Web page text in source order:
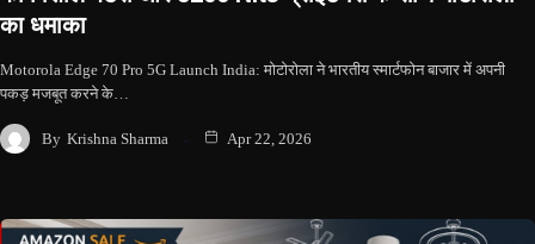
का धमाका
Motorola Edge 70 Pro 5G Launch India: मोटोरोला ने भारतीय स्मार्टफोन बाजार में अपनी
पकड़ मजबूत करने के…
By Krishna Sharma Apr 22, 2026